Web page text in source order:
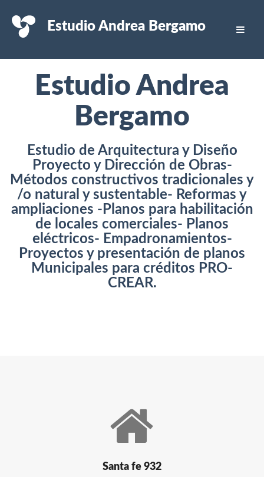
Estudio Andrea Bergamo
Estudio Andrea
Bergamo
Estudio de Arquitectura y Diseño
Proyecto y Dirección de Obras-
Métodos constructivos tradicionales y
/o natural y sustentable- Reformas y
ampliaciones -Planos para habilitación
de locales comerciales- Planos
eléctricos- Empadronamientos-
Proyectos y presentación de planos
Municipales para créditos PRO-
CREAR.
Santa fe 932